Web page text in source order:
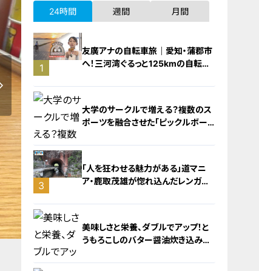
24時間 週間 月間
1
友廣アナの自転車旅｜愛知・蒲郡市
へ！三河湾ぐるっと125kmの自転車
2
大学のサークルで増える？複数のス
ポーツを融合させた「ピックルボー
3
「人を狂わせる魅力がある」道マニ
ア・鹿取茂雄が惚れ込んだレンガの
美味しさと栄養、ダブルでアップ！と
うもろこしのバター醤油炊き込みご